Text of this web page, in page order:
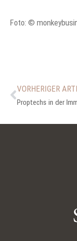
Foto: ©
VORHERIGER